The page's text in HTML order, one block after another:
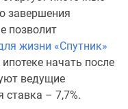
завершения
позволит
жизни «Спутник»
начать после
ведущие
ставка – 7,7%.